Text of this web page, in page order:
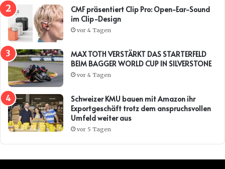
CMF präsentiert Clip Pro: Open-Ear-Sound
im Clip-Design
vor 4 Tagen
MAX TOTH VERSTÄRKT DAS STARTERFELD
BEIM BAGGER WORLD CUP IN SILVERSTONE
vor 4 Tagen
Schweizer KMU bauen mit Amazon ihr
Exportgeschäft trotz dem anspruchsvollen
Umfeld weiter aus
vor 5 Tagen